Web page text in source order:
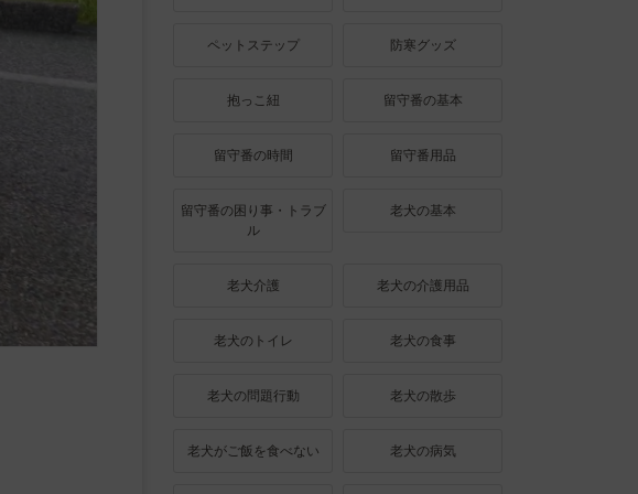
ペットステップ 防寒グッズ
抱っこ紐 留守番の基本
留守番の時間 留守番用品
留守番の困り事・トラブ
ル
老犬の基本
老犬介護 老犬の介護用品
老犬のトイレ 老犬の食事
老犬の問題行動 老犬の散歩
老犬がご飯を食べない 老犬の病気